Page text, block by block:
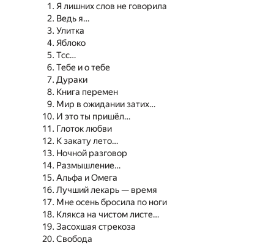
Я лишних слов не говорила
Ведь я…
Улитка
Яблоко
Тсс…
Тебе и о тебе
Дураки
Книга перемен
Мир в ожидании затих…
И это ты пришёл…
Глоток любви
К закату лето…
Ночной разговор
Размышление…
Альфа и Омега
Лучший лекарь — время
Мне осень бросила по ноги
Клякса на чистом листе…
Засохшая стрекоза
Свобода